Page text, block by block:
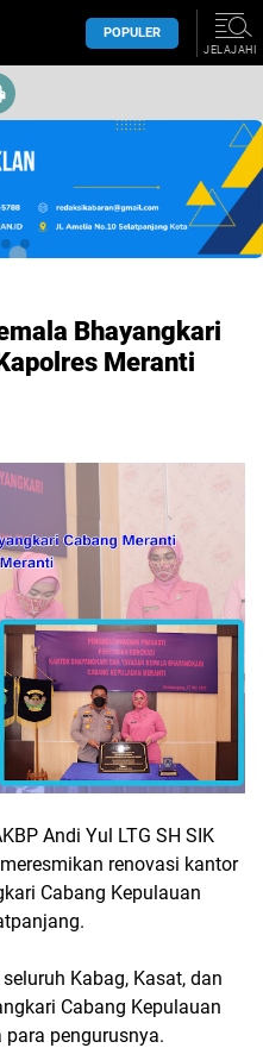
POPULER
JELAJAHI
Bhayangkari
Meranti
Andi Yul LTG SH SIK
renovasi kantor
Cabang Kepulauan
Kabag, Kasat, dan
Cabang Kepulauan
para pengurusnya.